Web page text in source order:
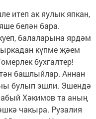
итеп ак яулык япкан,
белән бара.
балаларына ярдәм
күпме җәем
бухгалтер!
башлыйлар. Аннан
булып эшли. Эшендә
Хәкимов та аның
чакыра. Рузалия